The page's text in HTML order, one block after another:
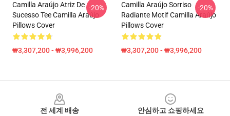
Camilla Araújo Atriz De
Sucesso Tee Camilla Araújo
Pillows Cover
₩3,307,200 - ₩3,996,200
-20%
Camilla Araújo Sorriso
Radiante Motif Camilla Araújo
Pillows Cover
₩3,307,200 - ₩3,996,200
-20%
전 세계 배송
안심하고 쇼핑하세요